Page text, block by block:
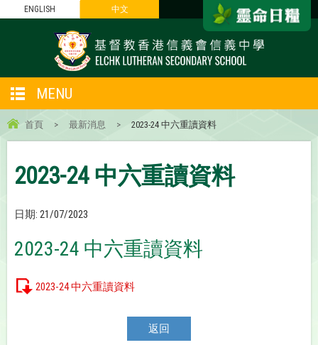
ENGLISH 中文
MENU
首頁 > 最新消息 > 2023-24 中六重讀資料
2023-24 中六重讀資料
日期: 21/07/2023
2023-24 中六重讀資料
2023-24 中六重讀資料
返回